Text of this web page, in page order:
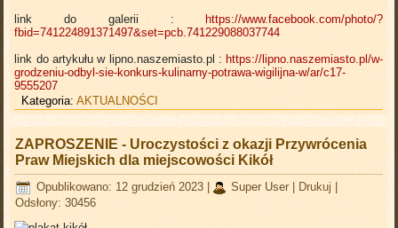
link do galerii :
https://www.facebook.com/photo/?
fbid=741224891371497&set=pcb.741229088037744
link do artykułu w lipno.naszemiasto.pl : https://lipno.naszemiasto.pl/w-
grodzeniu-odbyl-sie-konkurs-kulinarny-potrawa-wigilijna-w/ar/c17-
9555207
Kategoria:AKTUALNOŚCI
ZAPROSZENIE - Uroczystości z okazji Przywrócenia
Praw Miejskich dla miejscowości Kikół
Opublikowano: 12 grudzień 2023 Super User Drukuj
Odsłony: 30456